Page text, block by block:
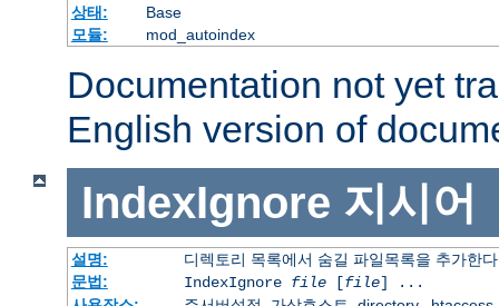
상태:
Base
모듈:
mod_autoindex
Documentation not yet
English version of
IndexIgnore 지시어
설명:
디렉토리 목록에서 숨길 파일목록을 추가한다
문법:
IndexIgnore file[file] ...